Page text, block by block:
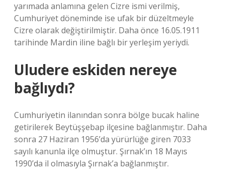
yarımada anlamına gelen Cizre ismi verilmiş,
Cumhuriyet döneminde ise ufak bir düzeltmeyle
Cizre olarak değiştirilmiştir. Daha önce 16.05.1911
tarihinde Mardin iline bağlı bir yerleşim yeriydi.
Uludere eskiden nereye
bağlıydı?
Cumhuriyetin ilanından sonra bölge bucak haline
getirilerek Beytüşşebap ilçesine bağlanmıştır. Daha
sonra 27 Haziran 1956’da yürürlüğe giren 7033
sayılı kanunla ilçe olmuştur. Şırnak’ın 18 Mayıs
1990’da il olmasıyla Şırnak’a bağlanmıştır.